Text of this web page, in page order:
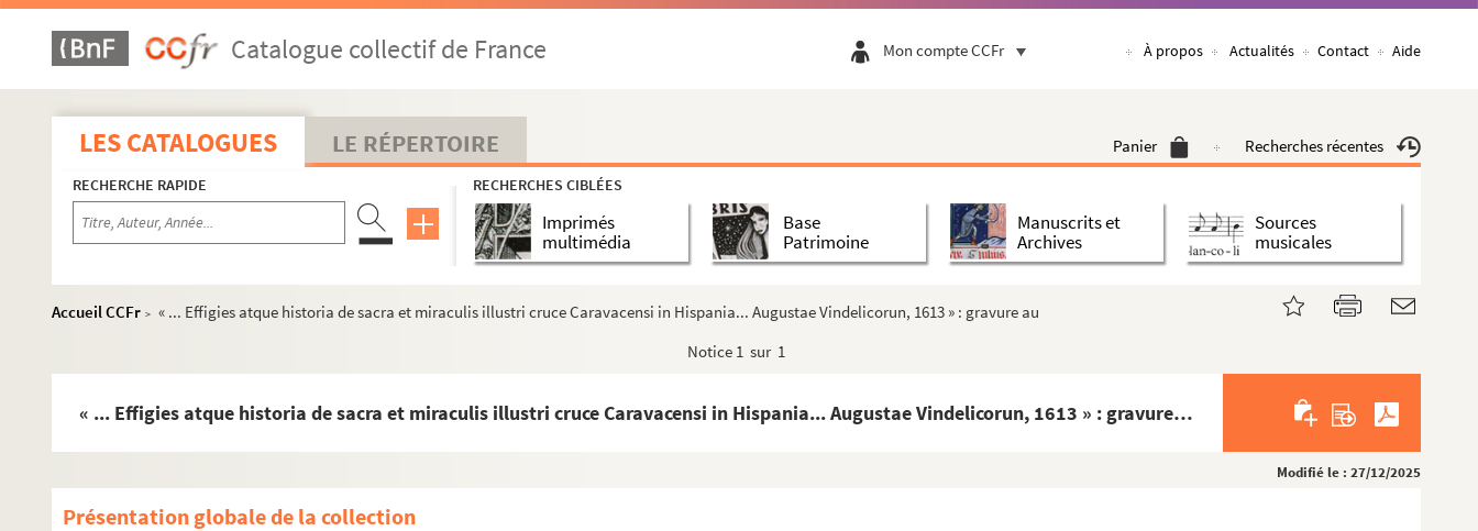
Catalogue collectif de France Mon compte CCFr À propos Actualités Contact Aide
LES CATALOGUES LE RÉPERTOIRE Panier Recherches récentes
RECHERCHE RAPIDE RECHERCHES CIBLÉES
Imprimés
multimédia
Base
Patrimoine
Manuscrits et
Archives
Sources
musicales
Accueil CCFr > « ... Effigies atque historia de sacra et miraculis illustri cruce Caravacensi in Hispania... Augustae Vindelicorun, 1613 » : gravure au burin, encadrée par un texte en langue latine
Notice 1 sur 1
« ... Effigies atque historia de sacra et miraculis illustri cruce Caravacensi in Hispania... Augustae Vindelicorun, 1613 » : gravure au burin, encadrée par un texte en langue latine
Modifié le : 27/12/2025
Présentation globale de la collection